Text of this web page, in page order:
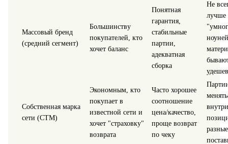
Массовый бренд
(средний сегмент)
Большинству
покупателей, кто
хочет баланс
Понятная
гарантия,
стабильные
партии,
адекватная
сборка
Не
лучше
Собственная марка
сети (СТМ)
Экономным, кто
покупает в
известной сети и
хочет "страховку"
возврата
Часто хорошее
соотношение
цена/качество,
проще возврат
по чеку